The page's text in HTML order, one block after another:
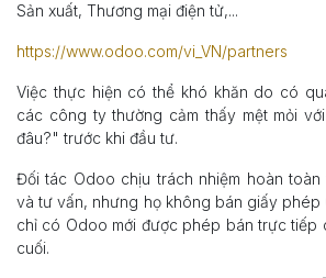
Sản xuất, Thương mại điện tử,...
https://www.odoo.com/vi_VN/partners
Việc thực hiện có thể khó khăn do có
các công ty thường cảm thấy mệt mỏi
đâu?" trước khi đầu tư.
Đối tác Odoo chịu trách nhiệm hoàn
và tư vấn, nhưng họ không bán giấy phép
chỉ có Odoo mới được phép bán trực tiếp
cuối.